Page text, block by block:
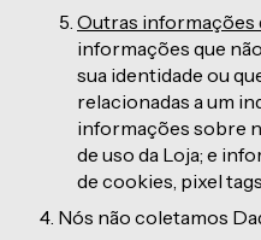
Outras informações
informações que
sua identidade ou
relacionadas a um
informações sobre
de uso da Loja; e
de cookies, pixel
Nós não coletamos